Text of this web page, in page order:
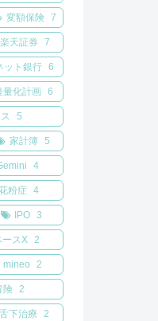
変額保険 7
楽天証券 7
ット銀行 6
量化計画 6
5
家計簿 5
4
粉症 4
IPO 3
ースX 2
mineo 2
険 2
舌下治療 2